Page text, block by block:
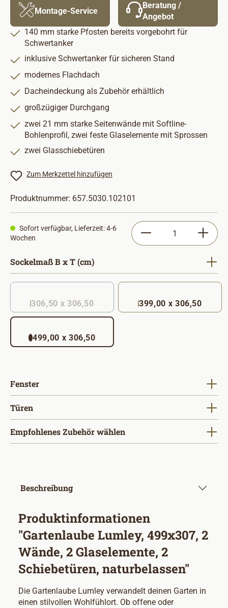
Montage-Service
Beratung /
Angebot
140 mm starke Pfosten bereits vorgebohrt für
Schwertanker
inklusive Schwertanker für sicheren Stand
modernes Flachdach
Dacheindeckung als Zubehör erhältlich
großzügiger Durchgang
zwei 21 mm starke Seitenwände mit Softline-
Bohlenprofil, zwei feste Glaselemente mit Sprossen
zwei Glasschiebetüren
Zum Merkzettel hinzufügen
Produktnummer: 657.5030.102101
Sofort verfügbar, Lieferzeit: 4-6
Wochen
Produkt Anzahl:
Sockelmaß B x T (cm)
306,50 x 306,50
(Diese Option ist zurzeit nicht verfügbar. )
399,00 x 306,50
499,00 x 306,50
Fensterauswählen
Türen
Empfohlenes Zubehör wählen
Beschreibung
Produktinformationen
"Gartenlaube Lumley, 499x307, 2
Wände, 2 Glaselemente, 2
Schiebetüren, naturbelassen"
Die Gartenlaube Lumley verwandelt deinen Garten in
einen stilvollen Wohlfühlort. Ob offene oder